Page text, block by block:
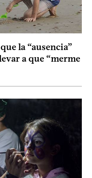
la “ausencia”
a que “merme